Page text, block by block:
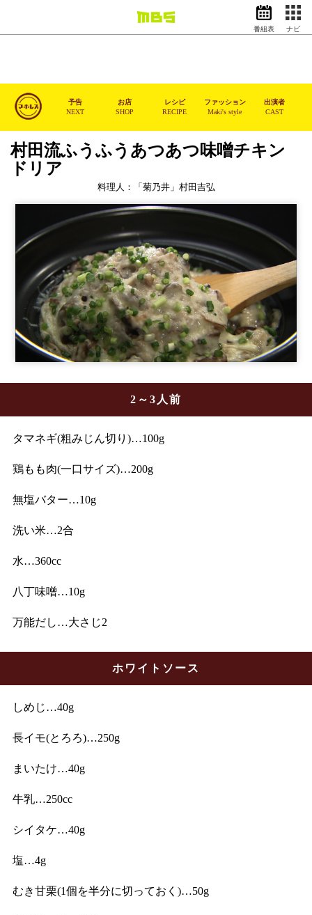
スポーツ
動画イズム ニュース
天気・防災 イベント
映画 アナウンサー
番組表 ナビ
予告
NEXT
お店
SHOP
レシピ
RECIPE
ファッション
Maki's style
出演者
CAST
村田流ふうふうあつあつ味噌チキン
ドリア
料理人：「菊乃井」村田吉弘
2～3人前
タマネギ(粗みじん切り)…100g
鶏もも肉(一口サイズ)…200g
無塩バター…10g
洗い米…2合
水…360cc
八丁味噌…10g
万能だし…大さじ2
ホワイトソース
しめじ…40g
長イモ(とろろ)…250g
まいたけ…40g
牛乳…250cc
シイタケ…40g
塩…4g
むき甘栗(1個を半分に切っておく)…50g